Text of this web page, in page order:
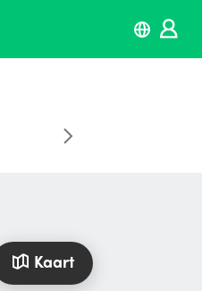
Kaart